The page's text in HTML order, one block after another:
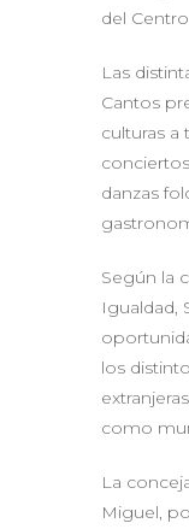
del
Las
Cantos
culturas a
danzas
Según la
Igualdad,
los
como
La
Miguel,